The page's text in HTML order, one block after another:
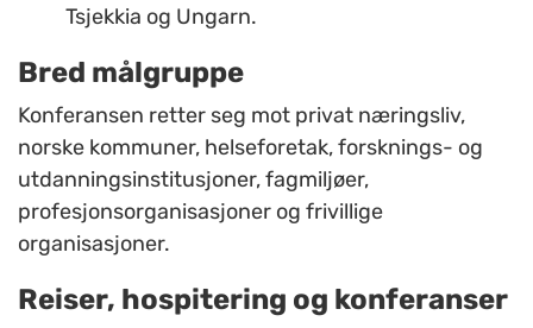
Tsjekkia og Ungarn.
Bred målgruppe
Konferansen retter seg mot privat næringsliv,
norske kommuner, helseforetak, forsknings- og
utdanningsinstitusjoner, fagmiljøer,
profesjonsorganisasjoner og frivillige
organisasjoner.
Reiser, hospitering og konferanser